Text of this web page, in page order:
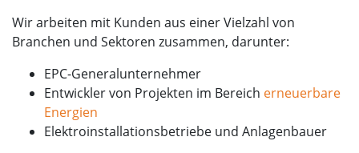
Wir arbeiten mit Kunden aus einer Vielzahl von
Branchen und Sektoren zusammen, darunter:
EPC-Generalunternehmer
Entwickler von Projekten im Bereich erneuerbare
Energien
Elektroinstallationsbetriebe und Anlagenbauer